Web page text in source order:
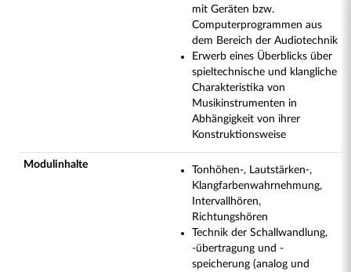
mit Geräten bzw.
Computerprogrammen aus
dem Bereich der Audiotechnik
Erwerb eines Überblicks über
spieltechnische und klangliche
Charakteristika von
Musikinstrumenten in
Abhängigkeit von ihrer
Konstruktionsweise
Modulinhalte
Tonhöhen-, Lautstärken-,
Klangfarbenwahrnehmung,
Intervallhören,
Richtungshören
Technik der Schallwandlung,
-übertragung und -
speicherung (analog und